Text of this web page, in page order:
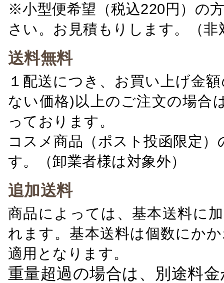
※小型便希望（税込220円）の
さい。お見積もりします。（非
送料無料
１配送につき、お買い上げ金
ない価格)以上のご注文の場合
っております。
コスメ商品（ポスト投函限定
す。（卸業者様は対象外）
追加送料
商品によっては、基本送料に
れます。基本送料は個数にか
適用となります。
重量超過の場合は、別途料